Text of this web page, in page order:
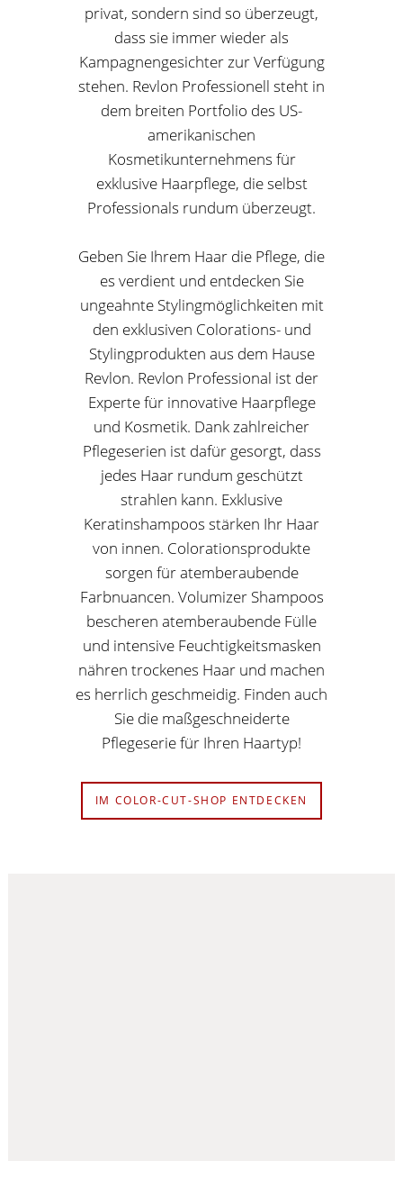
privat, sondern sind so überzeugt,
dass sie immer wieder als
Kampagnengesichter zur Verfügung
stehen. Revlon Professionell steht in
dem breiten Portfolio des US-
amerikanischen
Kosmetikunternehmens für
exklusive Haarpflege, die selbst
Professionals rundum überzeugt.
Geben Sie Ihrem Haar die Pflege, die
es verdient und entdecken Sie
ungeahnte Stylingmöglichkeiten mit
den exklusiven Colorations- und
Stylingprodukten aus dem Hause
Revlon. Revlon Professional ist der
Experte für innovative Haarpflege
und Kosmetik. Dank zahlreicher
Pflegeserien ist dafür gesorgt, dass
jedes Haar rundum geschützt
strahlen kann. Exklusive
Keratinshampoos stärken Ihr Haar
von innen. Colorationsprodukte
sorgen für atemberaubende
Farbnuancen. Volumizer Shampoos
bescheren atemberaubende Fülle
und intensive Feuchtigkeitsmasken
nähren trockenes Haar und machen
es herrlich geschmeidig. Finden auch
Sie die maßgeschneiderte
Pflegeserie für Ihren Haartyp!
IM COLOR-CUT-SHOP ENTDECKEN